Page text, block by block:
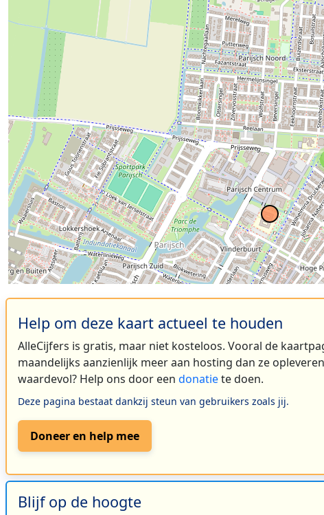
Help om deze kaart actueel te houden
AlleCijfers is gratis, maar niet kosteloos. Vooral de
maandelijks aanzienlijk meer aan hosting dan ze
waardevol? Help ons door een donatiete doen.
Deze pagina bestaat dankzij steun van gebruikers zoals jij.
Doneer en help mee
Blijf op de hoogte